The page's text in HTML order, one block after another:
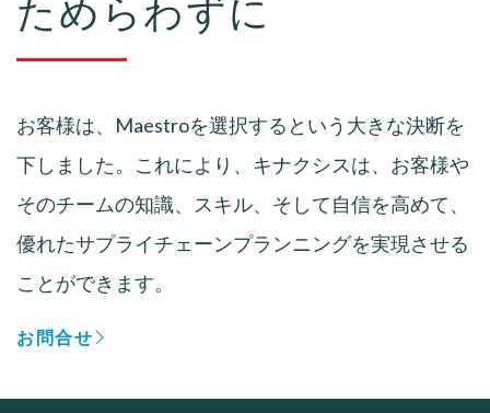
ためらわずに
お客様は、Maestroを選択するという大きな決断を
下しました。これにより、キナクシスは、お客様や
そのチームの知識、スキル、そして自信を高めて、
優れたサプライチェーンプランニングを実現させる
ことができます。
お問合せ